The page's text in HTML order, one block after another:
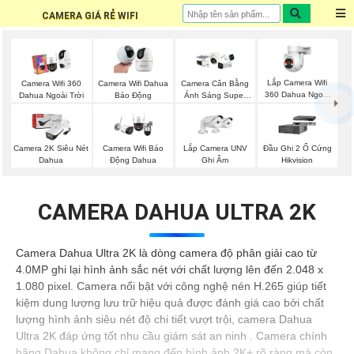
CAMERA GIÁ RẺ WIFI
Camera Wifi 360
Dahua Ngoài Trời
Camera Wifi Dahua
Báo Động
Camera Cân Bằng
Ánh Sáng Super
Lắp Camera Wifi
360 Dahua Ngoài
Camera 2K Siêu Nét
Dahua
Camera Wifi Báo
Động Dahua
Lắp Camera UNV
Ghi Âm
Đầu Ghi 2 Ổ Cứng
Hikvision
CAMERA DAHUA ULTRA 2K
Camera Dahua Ultra 2K là dòng camera độ phân giải cao từ
4.0MP ghi lại hình ảnh sắc nét với chất lượng lên đến 2.048 x
1.080 pixel. Camera nổi bật với công nghệ nén H.265 giúp tiết
kiệm dung lượng lưu trữ hiệu quả được đánh giá cao bởi chất
lượng hình ảnh siêu nét độ chi tiết vượt trội, camera Dahua
Ultra 2K đáp ứng tốt nhu cầu giám sát an ninh . Camera chính